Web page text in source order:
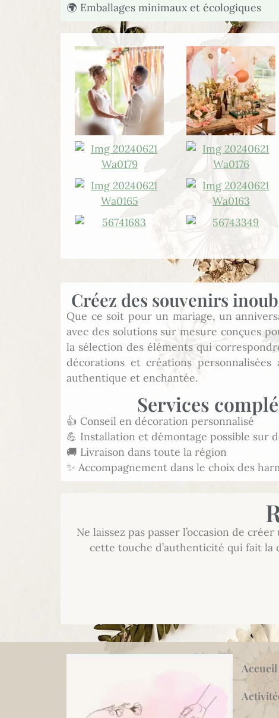
🌍 Emballages minimaux et écologiques
Créez des souvenirs
Que ce soit pour un mariage, un
avec des solutions sur mesure conçues
la sélection des éléments qui
décorations et créations
authentique et enchantée.
Services
👍 Conseil en décoration personnalisé
💪 Installation et démontage possible sur
🚚 Livraison dans toute la région
✨ Accompagnement dans le choix des
Ne laissez pas passer l’occasion de
cette touche d’authenticité qui fait
Accueil